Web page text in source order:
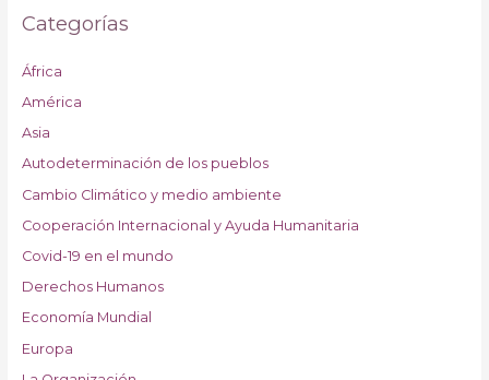
Categorías
África
América
Asia
Autodeterminación de los pueblos
Cambio Climático y medio ambiente
Cooperación Internacional y Ayuda Humanitaria
Covid-19 en el mundo
Derechos Humanos
Economía Mundial
Europa